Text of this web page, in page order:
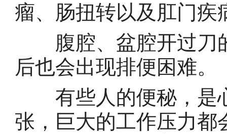
瘤、肠扭转以及肛门疾
腹腔、盆腔开过刀
后也会出现排便困难。
有些人的便秘，是
张，巨大的工作压力都